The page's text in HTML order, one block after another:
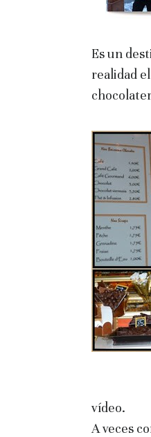
Es un
realidad
vídeo.
A veces